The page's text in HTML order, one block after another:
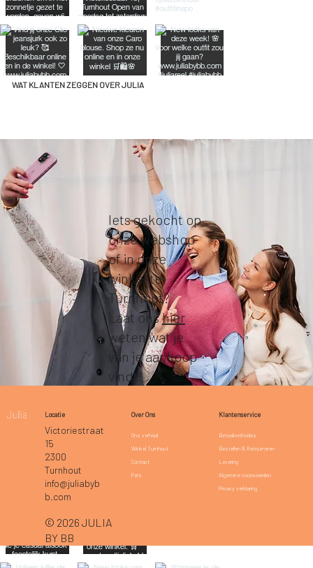
WAT KLANTEN ZEGGEN OVER JULIA
Iets gekocht op
onze webshop
of in onze
winkel te
Turnhout?
Laat onshier
weten wat je
van je aankoop
vindt!
Locatie
Victoriestraat
15
2300
Turnhout
info@juliabyb
b.com
© 2026 JULIA
BY BB
Over Ons
Ons verhaal
Winkel Turnhout
Contact
Pers
Klantenservice
Betaalmethodes
Bestellen & Retourneren
Levering
Algemene voorwaarden
Privacy verklaring